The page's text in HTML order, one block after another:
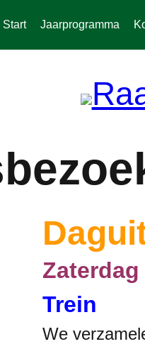
Start Jaarprogramma
Zaterdag
Trein
We